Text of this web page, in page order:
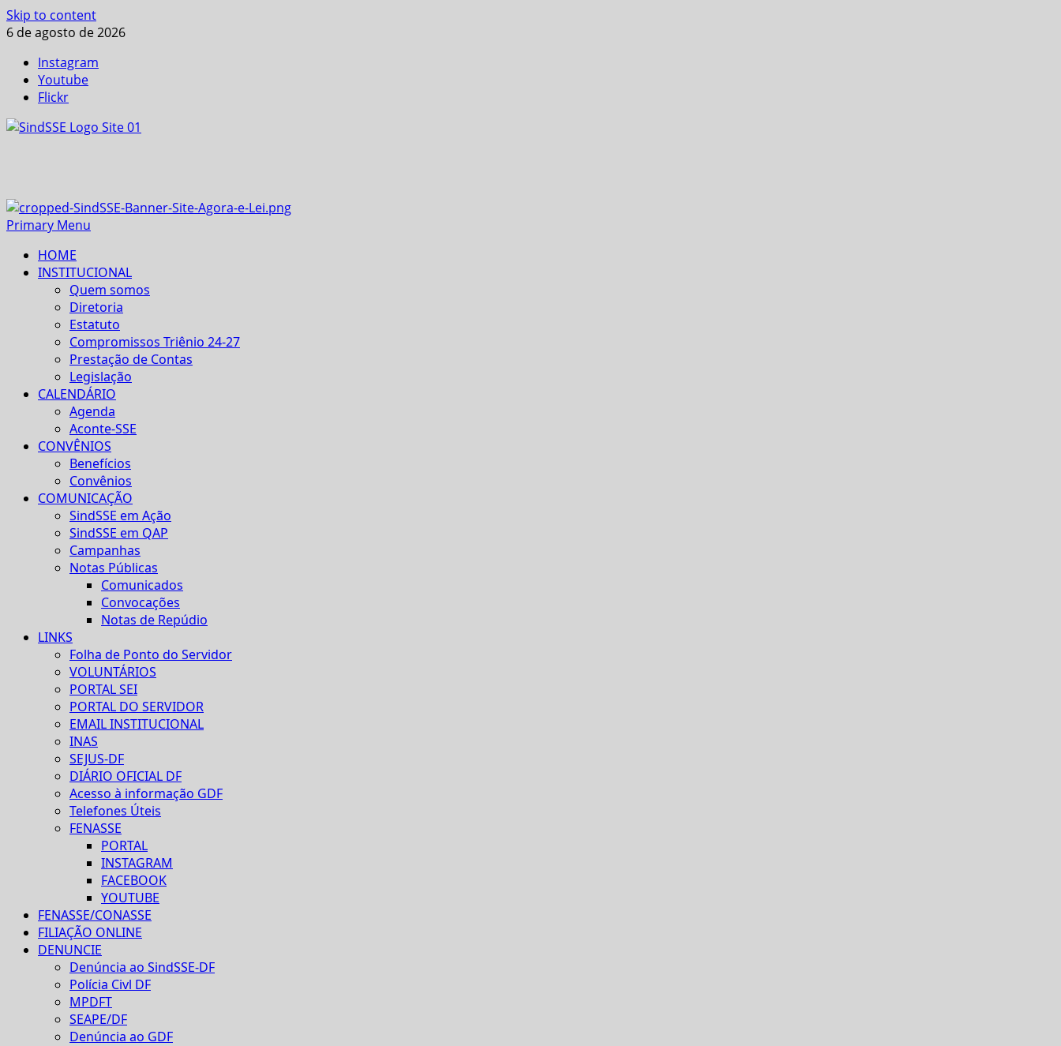
Skip to content
6 de agosto de 2026
Instagram
Youtube
Flickr
Primary Menu
HOME
INSTITUCIONAL
Quem somos
Diretoria
Estatuto
Compromissos Triênio 24-27
Prestação de Contas
Legislação
CALENDÁRIO
Agenda
Aconte-SSE
CONVÊNIOS
Benefícios
Convênios
COMUNICAÇÃO
SindSSE em Ação
SindSSE em QAP
Campanhas
Notas Públicas
Comunicados
Convocações
Notas de Repúdio
LINKS
Folha de Ponto do Servidor
VOLUNTÁRIOS
PORTAL SEI
PORTAL DO SERVIDOR
EMAIL INSTITUCIONAL
INAS
SEJUS-DF
DIÁRIO OFICIAL DF
Acesso à informação GDF
Telefones Úteis
FENASSE
PORTAL
INSTAGRAM
FACEBOOK
YOUTUBE
FENASSE/CONASSE
FILIAÇÃO ONLINE
DENUNCIE
Denúncia ao SindSSE-DF
Polícia Civl DF
MPDFT
SEAPE/DF
Denúncia ao GDF